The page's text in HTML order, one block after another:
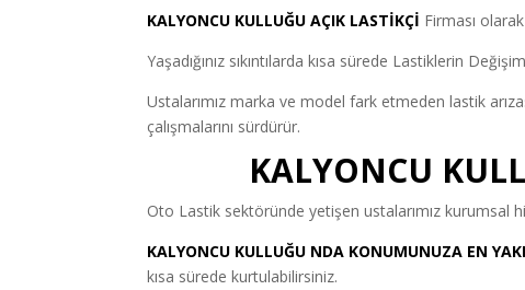
KALYONCU KULLUĞU AÇIK LASTİKÇİ Firması
Yaşadığınız sıkıntılarda kısa sürede Lastiklerin
Ustalarımız marka ve model fark etmeden lastik
çalışmalarını sürdürür.
KALYONCU
Oto Lastik sektöründe yetişen ustalarımız kurumsal
KALYONCU KULLUĞU NDA KONUMUNUZA EN
kısa sürede kurtulabilirsiniz.